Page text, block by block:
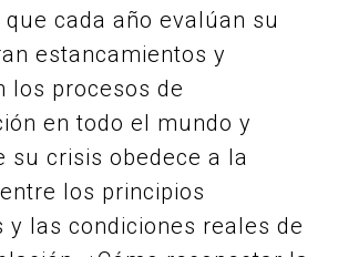
cada año evalúan su
estancamientos y
los procesos de
en todo el mundo y
su crisis obedece a la
los principios
y las condiciones reales de